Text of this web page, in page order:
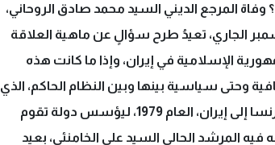
المرجع الديني السيد محمد صادق الروحاني،
الموتُ في مدينة قم الإيرانية، الجمعة 16 ديسمبر الجاري، تعيدُ طرح سؤالٍ عن ماهية العلاقة
الإسلامية في إيران، وإذا ما كانت هذه
وحتى سياسية بينها وبين النظام الحاكم، الذي
دشنته عودة السيد روح الله الموسوي الخميني، من فرنسا إلى إيران، العام 1979، ليؤسس دولة تقوم
المرشد الحالي السيد علي الخامنئي، بعيد